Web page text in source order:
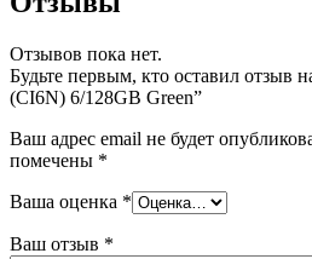
Отзывов пока нет.
Будьте первым, кто оставил отзыв
(CI6N) 6/128GB Green”
Ваш адрес email не будет
помечены *
Ваша оценка *
Ваш отзыв *